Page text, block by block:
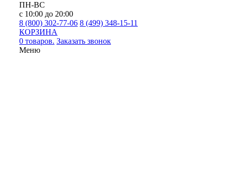
ПН-ВС
с 10:00 до 20:00
8 (800) 302-77-06 8 (499) 348-15-11
КОРЗИНА
0 товаров. Заказать звонок
Меню